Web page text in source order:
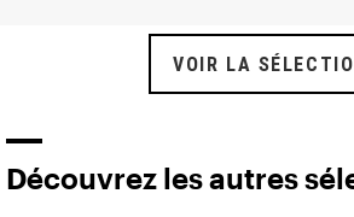
VOIR LA
Découvrez les autres